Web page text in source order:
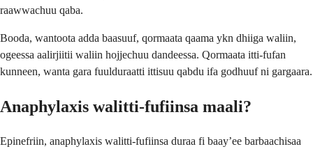
raawwachuu qaba.
Booda, wantoota adda baasuuf, qormaata qaama ykn dhiiga waliin,
ogeessa aalirjiitii waliin hojjechuu dandeessa. Qormaata itti-fufan
kunneen, wanta gara fuulduraatti ittisuu qabdu ifa godhuuf ni gargaara.
Anaphylaxis walitti-fufiinsa maali?
Epinefriin, anaphylaxis walitti-fufiinsa duraa fi baay’ee barbaachisaa